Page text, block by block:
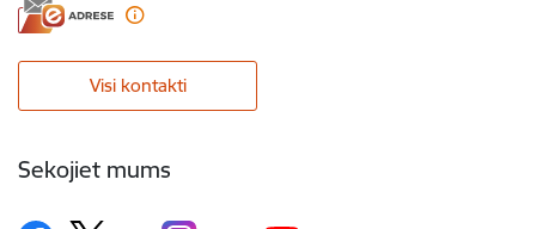
Visi kontakti
Sekojiet mums